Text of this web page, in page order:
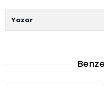
Yazar